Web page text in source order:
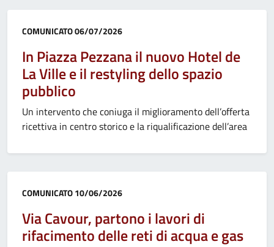
Categoria:
COMUNICATO06/07/2026
In Piazza Pezzana il nuovo Hotel de
La Ville e il restyling dello spazio
pubblico
Un intervento che coniuga il miglioramento dell’offerta
ricettiva in centro storico e la riqualificazione dell’area
Categoria:
COMUNICATO10/06/2026
Via Cavour, partono i lavori di
rifacimento delle reti di acqua e gas